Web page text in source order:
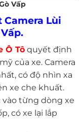
Vấp
Camera Lùi
Ô Tô quyết định
của xe. Camera
có độ nhìn xa
xe che khuất.
từng dòng xe
có xe lại lắp